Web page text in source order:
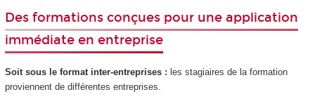
Des formations conçues pour une application
immédiate en entreprise
Soit sous le format inter-entreprises : les stagiaires de la formation
proviennent de différentes entreprises.